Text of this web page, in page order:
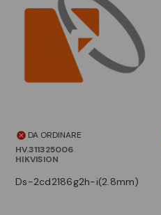
DA ORDINARE
HV.311325006
HIKVISION
ds-2cd2186g2h-i(2.8mm)